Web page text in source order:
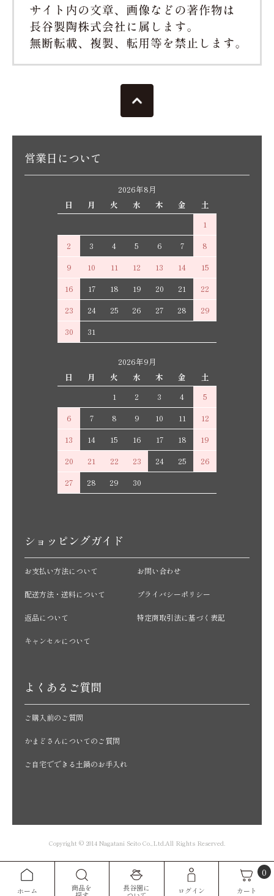
ホーム 商品を 長谷園に ログイン
0
カート
営業日について
2026年8月
日
月 火 水 木 金
土
1
2
3 4 5 6 7
8
9
10 11 12 13 14
15
16
17 18 19 20 21
22
23
24 25 26 27 28
29
30
31
2026年9月
日
月 火 水 木 金
土
1
2 3 4
5
6
7 8 9 10 11
12
13
14 15 16 17 18
19
20
21 22 23 24 25
26
27
28 29 30
ショッピングガイド
お支払い方法について
配送方法・送料について
返品について
キャンセルについて
お問い合わせ
プライバシーポリシー
特定商取引法に基づく表記
よくあるご質問
ご購入前のご質問
かまどさんについてのご質問
ご自宅でできる土鍋のお手入れ
Copyright © 2014 Nagatani Seito Co.,Ltd.All Rights Reserved.